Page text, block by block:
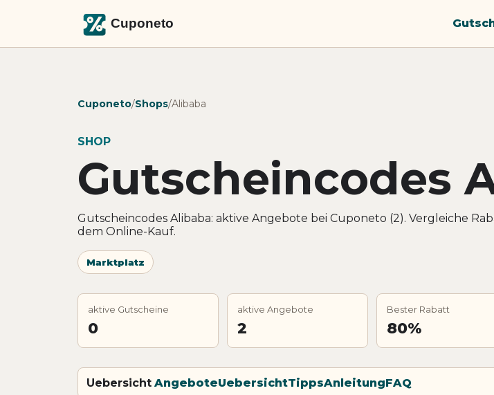
Cuponeto/Shops/Alibaba
SHOP
Gutscheincodes
Gutscheincodes Alibaba: aktive Angebote bei Cuponeto (2). Vergleiche
dem Online-Kauf.
Marktplatz
aktive Gutscheine
0
aktive Angebote
2
Bester Rabatt
80%
Uebersicht AngeboteUebersichtTippsAnleitungFAQ